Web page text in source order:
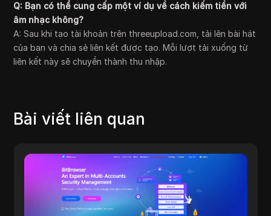
Q: Bạn có thể cung cấp một ví dụ về cách kiếm tiền với
âm nhạc không?
A: Sau khi tạo tài khoản trên threeupload.com, tải lên bài hát
của bạn và chia sẻ liên kết được tạo. Mỗi lượt tải xuống từ
liên kết này sẽ chuyển thành thu nhập.
Bài viết liên quan